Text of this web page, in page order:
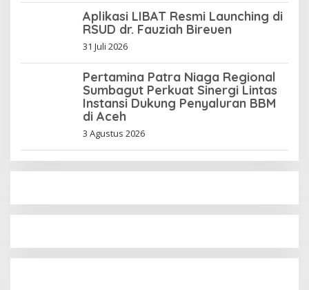
Aplikasi LIBAT Resmi Launching di
RSUD dr. Fauziah Bireuen
31 Juli 2026
Pertamina Patra Niaga Regional
Sumbagut Perkuat Sinergi Lintas
Instansi Dukung Penyaluran BBM
di Aceh
3 Agustus 2026